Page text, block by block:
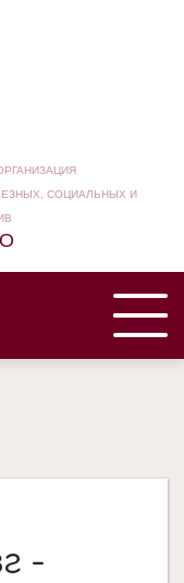
СОЦИАЛЬНЫХ И
-